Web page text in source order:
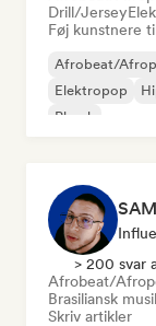
Drill/Jersey
Føj kunstnere
Afrobeat/
Elektropop
Phonk
> 200 svar
Afrobeat/
Brasiliansk
Skriv artikler